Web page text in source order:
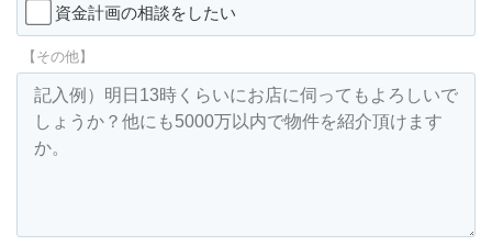
資金計画の相談をしたい
【その他】